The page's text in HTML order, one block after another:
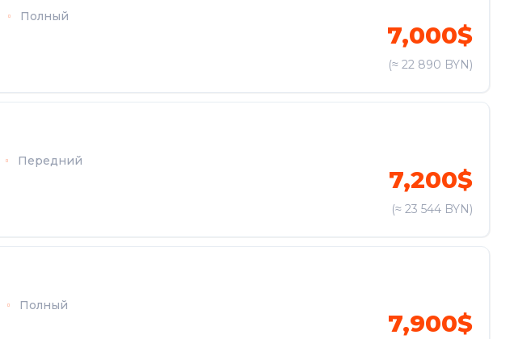
Полный
7,000$
(≈ 22 890 BYN)
Передний
7,200$
(≈ 23 544 BYN)
Полный
7,900$